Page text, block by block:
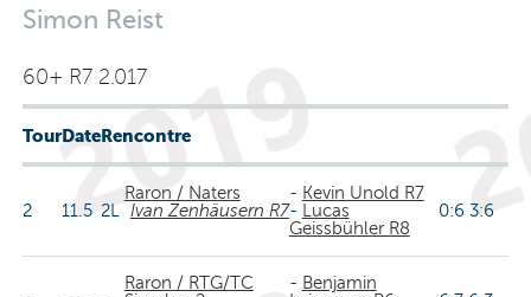
Simon Reist
60+ R7 2.017
TourDateRencontre
2 11.5 2L
Raron / Naters
Ivan Zenhäusern R7
- Kevin Unold R7
-
Lucas
Geissbühler R8
0:6 3:6
Raron / RTG/TC
- Benjamin